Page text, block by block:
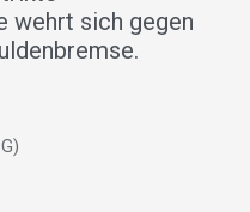
wehrt sich gegen